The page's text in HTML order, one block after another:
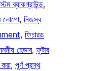
ব্যাকগ্রাউন্ড
লোগো, নিজস্ব
, ফিচারড
হেডার, ফুটার
, পূর্ণ প্রস্থ